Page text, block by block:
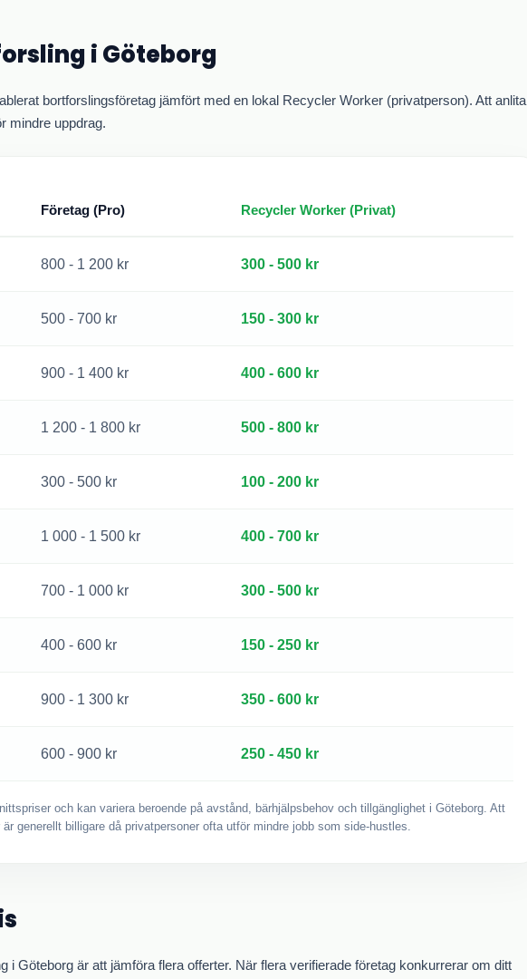
iGöteborg
bortforslingsföretag jämfört med en lokal Recycler Worker (privatperson). Att anlita
mindre uppdrag.
Företag (Pro) Recycler Worker (Privat)
800 - 1 200 kr 300 - 500 kr
500 - 700 kr 150 - 300 kr
900 - 1 400 kr 400 - 600 kr
1 200 - 1 800 kr 500 - 800 kr
300 - 500 kr 100 - 200 kr
1 000 - 1 500 kr 400 - 700 kr
700 - 1 000 kr 300 - 500 kr
400 - 600 kr 150 - 250 kr
900 - 1 300 kr 350 - 600 kr
600 - 900 kr 250 - 450 kr
och kan variera beroende på avstånd, bärhjälpsbehov och tillgänglighet i Göteborg. Att
generellt billigare då privatpersoner ofta utför mindre jobb som side-hustles.
i Göteborg är att jämföra flera offerter. När flera verifierade företag konkurrerar om ditt